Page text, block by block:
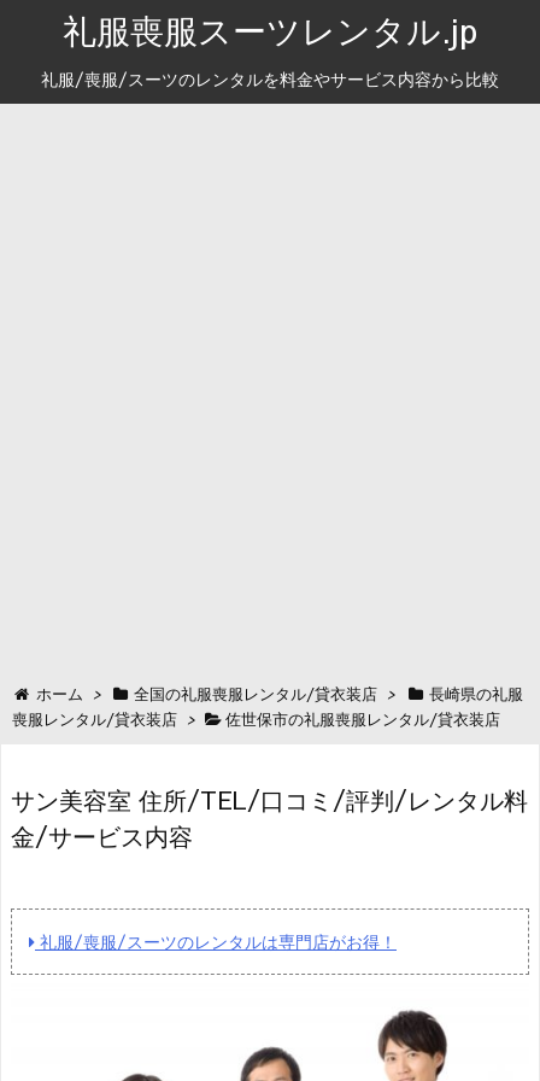
礼服喪服スーツレンタル.jp
礼服/喪服/スーツのレンタルを料金やサービス内容から比較
ホーム > 全国の礼服喪服レンタル/貸衣装店 >
長崎県の礼服
喪服レンタル/貸衣装店 > 佐世保市の礼服喪服レンタル/貸衣装店
サン美容室 住所/TEL/口コミ/評判/レンタル料
金/サービス内容
礼服/喪服/スーツのレンタルは専門店がお得！